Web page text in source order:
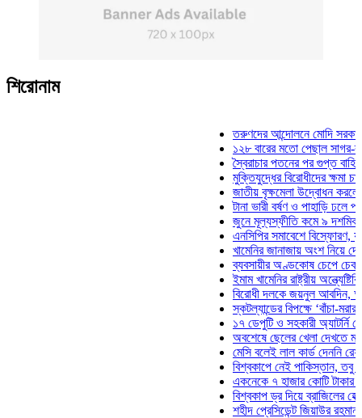
শিরোনাম
তরুণদের আন্দোলনে মোদি সরকার দুর্বল
১২৮ বারের মতো পেছাল সাগর-রুনি
স্বৈরাচার পতনের পর গুপ্ত বাহিনীর
মুক্তিযুদ্ধের বিরোধীদের ক্ষমা চাইতে
জাতীয় বৃক্ষমেলা উদ্বোধন করলেন
টানা ভারী বর্ষণ ও পাহাড়ি ঢলে
জুনে মূল্যস্ফীতি কমে ৯ দশমিক ১৬
এনসিপির সমাবেশে বিস্ফোরণ,
খামেনির জানাজায় অংশ নিয়ে দেশে
ব্যবসায়ীর অণ্ডকোষ চেপে চেক-
ইমাম খামেনির রাষ্ট্রীয়
বিরোধী দলকে জয়নুল আবদিন,
স্কটল্যান্ডের বিপক্ষে ‘বাঁচা-মরার
১৭ ডেপুটি ও সহকারী অ্যাটর্নি
অবশেষে ছেলের খেলা দেখতে মাঠে
মেসি বলেই লাল কার্ড দেননি রেফারি!
বিশ্বকাপে নেই পাকিস্তান, তবু
একনেকে ৭ হাজার কোটি টাকার ৫
বিশ্বকাপ ড্র দিয়ে ব্রাজিলের হেক্সা
শহীদ প্রেসিডেন্ট জিয়াউর রহমান